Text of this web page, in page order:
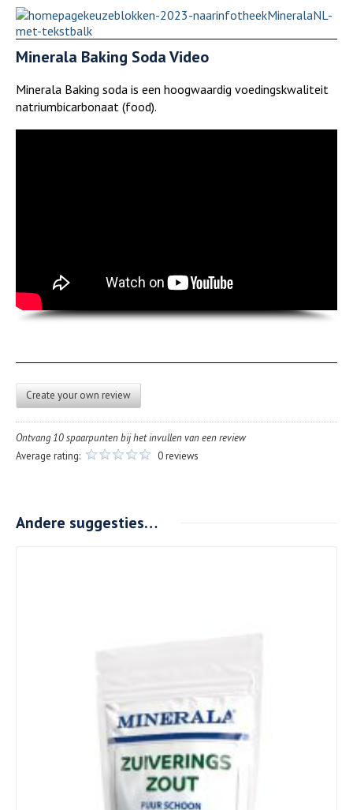
Minerala Baking Soda Video
Minerala Baking soda is een hoogwaardig voedingskwaliteit
natriumbicarbonaat (food).
Create your own review
Ontvang 10 spaarpunten bij het invullen van een review
Average rating:
0 reviews
Andere suggesties…